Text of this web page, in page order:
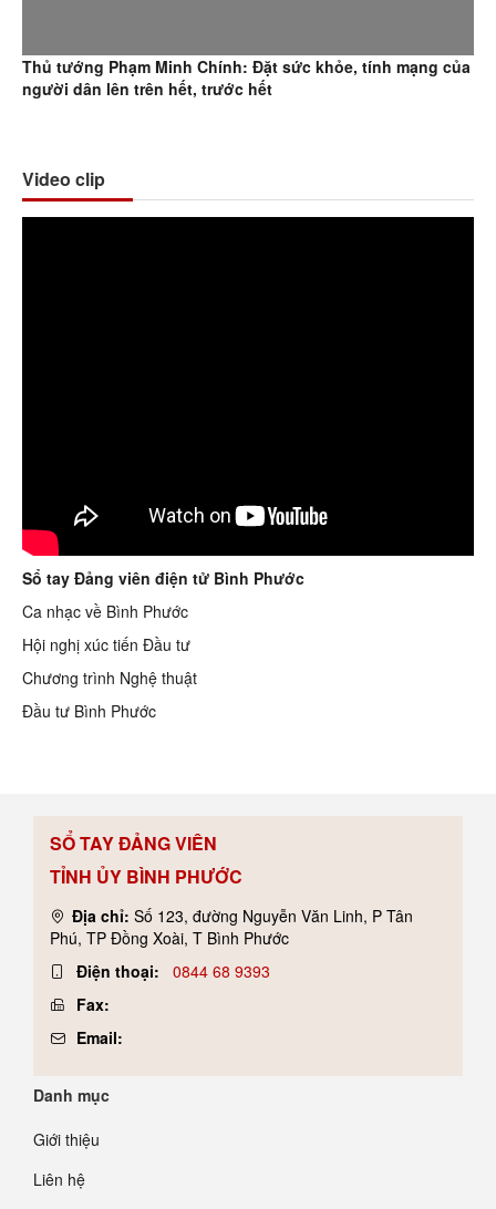
Sổ tay Đảng viên điện tử Bình Phước
Ca nhạc về Bình Phước
SỔ TAY ĐẢNG VIÊN
TỈNH ỦY BÌNH PHƯỚC
Địa chỉ: Số 123, đường Nguyễn Văn Linh, P Tân
Phú, TP Đồng Xoài, T Bình Phước
Điện thoại:
0844 68 9393
Fax:
Email:
Danh mục
Giới thiệu
Liên hệ